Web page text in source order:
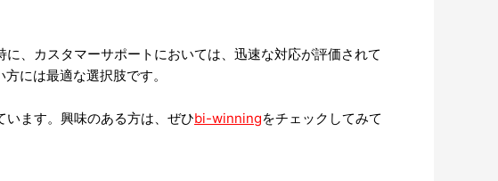
、カスタマーサポートにおいては、迅速な対応が評価されて
には最適な選択肢です。
ます。興味のある方は、ぜひbi-winningをチェックしてみて